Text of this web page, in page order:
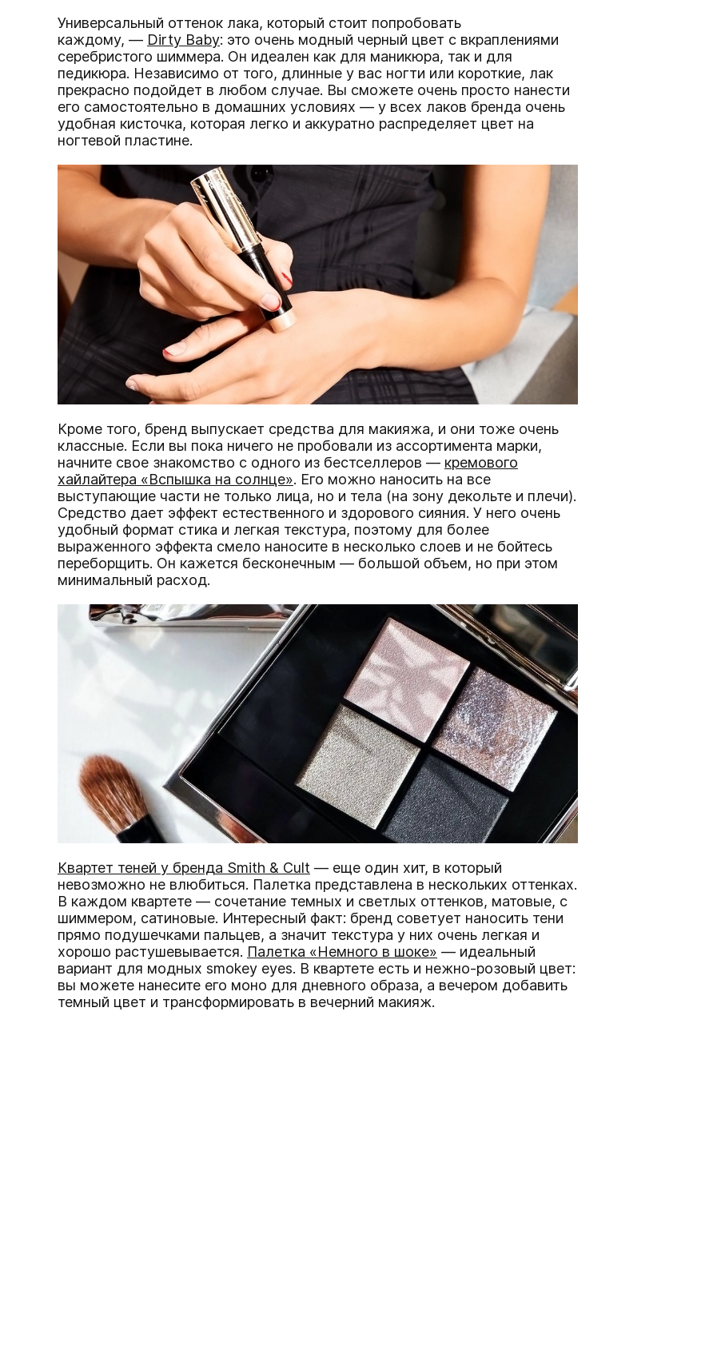
Универсальный оттенок лака, который стоит попробовать
каждому, — Dirty Baby: это очень модный черный цвет с вкраплениями
серебристого шиммера. Он идеален как для маникюра, так и для
педикюра. Независимо от того, длинные у вас ногти или короткие, лак
прекрасно подойдет в любом случае. Вы сможете очень просто нанести
его самостоятельно в домашних условиях — у всех лаков бренда очень
удобная кисточка, которая легко и аккуратно распределяет цвет на
ногтевой пластине.
Кроме того, бренд выпускает средства для макияжа, и они тоже очень
классные. Если вы пока ничего не пробовали из ассортимента марки,
начните свое знакомство с одного из бестселлеров — кремового
хайлайтера «Вспышка на солнце». Его можно наносить на все
выступающие части не только лица, но и тела (на зону декольте и плечи).
Средство дает эффект естественного и здорового сияния. У него очень
удобный формат стика и легкая текстура, поэтому для более
выраженного эффекта смело наносите в несколько слоев и не бойтесь
переборщить. Он кажется бесконечным — большой объем, но при этом
минимальный расход.
Квартет теней у бренда Smith & Cult — еще один хит, в который
невозможно не влюбиться. Палетка представлена в нескольких оттенках.
В каждом квартете — сочетание темных и светлых оттенков, матовые, с
шиммером, сатиновые. Интересный факт: бренд советует наносить тени
прямо подушечками пальцев, а значит текстура у них очень легкая и
хорошо растушевывается. Палетка «Немного в шоке» — идеальный
вариант для модных smokey eyes. В квартете есть и нежно-розовый цвет:
вы можете нанесите его моно для дневного образа, а вечером добавить
темный цвет и трансформировать в вечерний макияж.